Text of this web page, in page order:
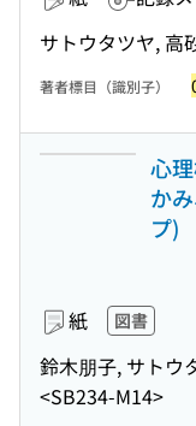
サトウタツヤ, 高
著者標目（識別子）
心
か
プ)
紙 図書
鈴木朋子, サトウ
<SB234-M14>